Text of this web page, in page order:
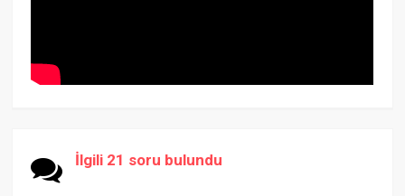
İlgili 21 soru bulundu